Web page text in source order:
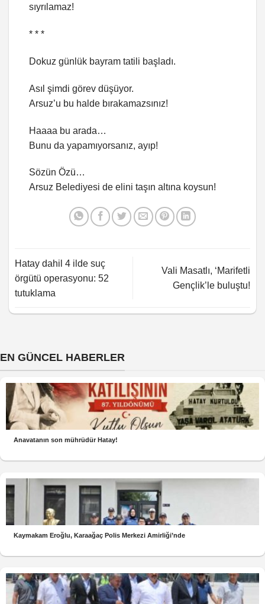
sıyrılamaz!
* * *
Dokuz günlük bayram tatili başladı.
Asıl şimdi görev düşüyor.
Arsuz’u bu halde bırakamazsınız!
Haaaa bu arada…
Bunu da yapamıyorsanız, ayıp!
Sözün Özü…
Arsuz Belediyesi de elini taşın altına koysun!
Hatay dahil 4 ilde suç
örgütü operasyonu: 52
tutuklama
Vali Masatlı, ‘Marifetli
Gençlik’le buluştu!
EN GÜNCEL HABERLER
Anavatanın son mührüdür Hatay!
Kaymakam Eroğlu, Karaağaç Polis Merkezi Amirliği’nde